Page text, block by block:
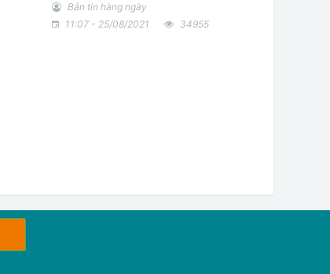
Bản tin hàng ngày
11:07 - 25/08/2021
34955